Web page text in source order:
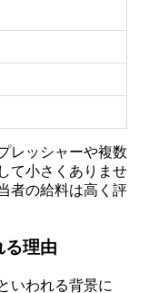
レッシャーや複数
て小さくありませ
者の給料は高く評
る理由
いわれる背景に